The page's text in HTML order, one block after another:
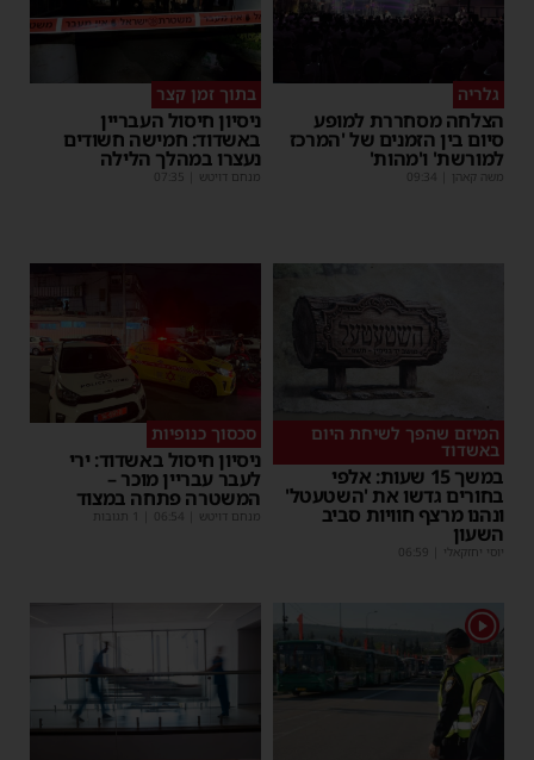
גלריה
הצלחה מסחררת למופע
סיום בין הזמנים של 'המרכז
למורשת' ו'מהות'
משה קאהן 09:34
בתוך זמן קצר
ניסיון חיסול העבריין
באשדוד: חמישה חשודים
נעצרו במהלך הלילה
מנחם דויטש 07:35
המיזם שהפך לשיחת היום
באשדוד
במשך 15 שעות: אלפי
בחורים גדשו את 'השטעטל'
ונהנו מרצף חוויות סביב
השעון
יוסי יחזקאלי 06:59
סכסוך כנופיות
ניסיון חיסול באשדוד: ירי
לעבר עבריין מוכר –
המשטרה פתחה במצוד
מנחם דויטש 06:54
1